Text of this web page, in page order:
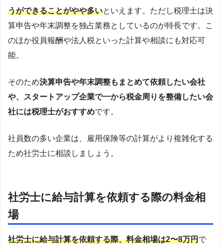
うができることがやや多いといえます。ただし税理士は決
算申告や年末調整を独占業務としているのが特長です。こ
のほか役員報酬や法人税といった計算や相談にも対応可
能。
そのため決算申告や年末調整もまとめて依頼したい会社
や、スタートアップ企業で一から税金周りを整備したい会
社には税理士がおすすめです。
社員数の多い企業は、雇用保険等の計算がより複雑化する
ため社労士に相談しましょう。
社労士に給与計算を依頼する際の料金相
場
社労士に給与計算を依頼する際、料金相場は2〜8万円で